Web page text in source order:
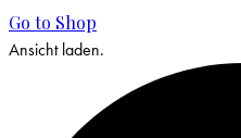
Go to Shop
Ansicht laden.